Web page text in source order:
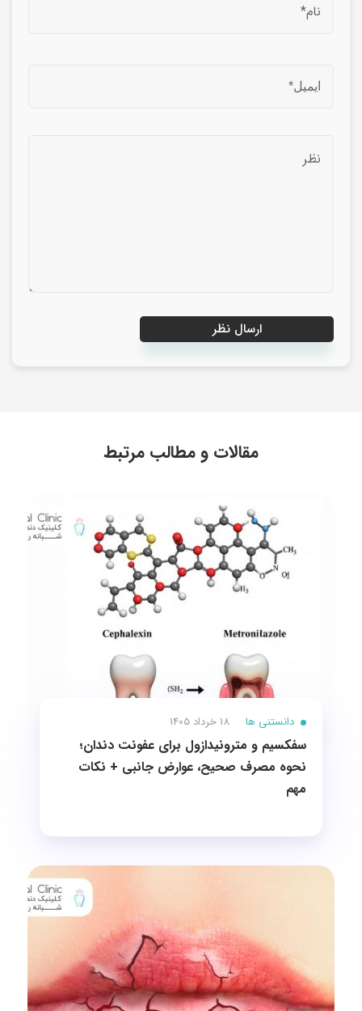
مقالات و مطالب مرتبط
دانستنی ها 18 خرداد 1405
سفکسیم و مترونیدازول برای عفونت دندان؛
نحوه مصرف صحیح، عوارض جانبی + نکات
مهم